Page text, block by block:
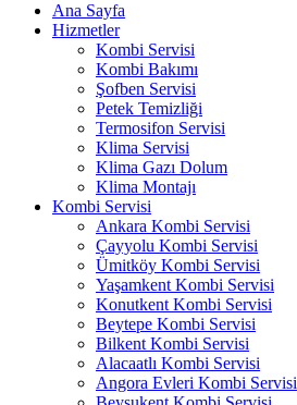
Ana Sayfa
Hizmetler
Kombi Servisi
Kombi Bakımı
Şofben Servisi
Petek Temizliği
Termosifon Servisi
Klima Servisi
Klima Gazı Dolum
Klima Montajı
Kombi Servisi
Ankara Kombi Servisi
Çayyolu Kombi Servisi
Ümitköy Kombi Servisi
Yaşamkent Kombi Servisi
Konutkent Kombi Servisi
Beytepe Kombi Servisi
Bilkent Kombi Servisi
Alacaatlı Kombi Servisi
Angora Evleri Kombi Servisi